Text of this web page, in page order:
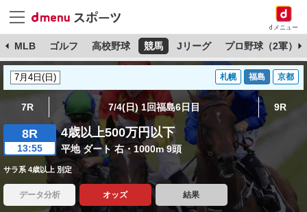
dメニュー
MLB ゴルフ 高校野球 競馬 Jリーグ プロ野球（2軍）
札幌 福島 京都
7R 7/4(日) 1回福島6日目 9R
8R
13:55
4歳以上500万円以下
平地 ダート 右・1000m 9頭
サラ系 4歳以上 別定
データ分析 オッズ 結果